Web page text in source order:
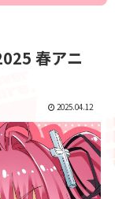
春アニ
2025.04.12